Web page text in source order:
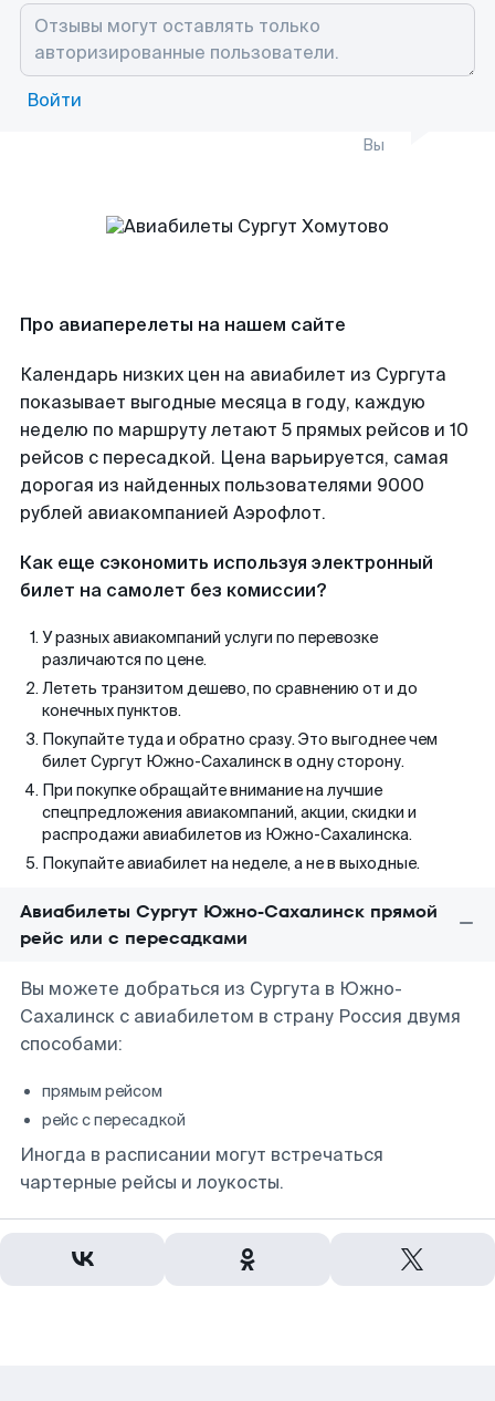
Войти
Вы
Про авиаперелеты на нашем сайте
Календарь низких цен на авиабилет из Сургута
показывает выгодные месяца в году, каждую
неделю по маршруту летают 5 прямых рейсов и 10
рейсов с пересадкой. Цена варьируется, самая
дорогая из найденных пользователями 9000
рублей авиакомпанией Аэрофлот.
Как еще сэкономить используя электронный
билет на самолет без комиссии?
У разных авиакомпаний услуги по перевозке
различаются по цене.
Лететь транзитом дешево, по сравнению от и до
конечных пунктов.
Покупайте туда и обратно сразу. Это выгоднее чем
билет Сургут Южно-Сахалинск в одну сторону.
При покупке обращайте внимание на лучшие
спецпредложения авиакомпаний, акции, скидки и
распродажи авиабилетов из Южно-Сахалинска.
Покупайте авиабилет на неделе, а не в выходные.
Авиабилеты Сургут Южно-Сахалинск прямой
рейс или с пересадками
Вы можете добраться из Сургута в Южно-
Сахалинск с авиабилетом в страну Россия двумя
способами:
прямым рейсом
рейс с пересадкой
Иногда в расписании могут встречаться
чартерные рейсы и лоукосты.